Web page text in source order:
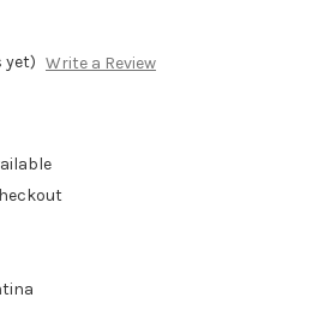
yet) Write a Review